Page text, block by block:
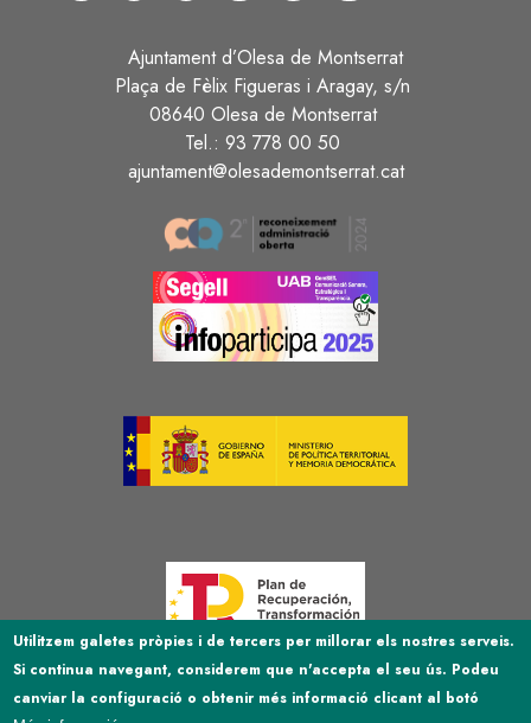
Ajuntament d’Olesa de Montserrat
Plaça de Fèlix Figueras i Aragay, s/n
08640 Olesa de Montserrat
Tel.: 93 778 00 50
ajuntament@olesademontserrat.cat
Image
Image
Image
Utilitzem galetes pròpies i de tercers per millorar els nostres serveis.
Si continua navegant, considerem que n'accepta el seu ús. Podeu
canviar la configuració o obtenir més informació clicant al botó